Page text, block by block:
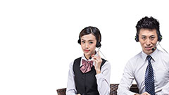
软糯香甜，嚼劲十足
咔嚓香脆，甜而不腻